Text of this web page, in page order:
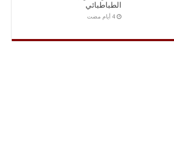
الطباطبائي
‏4 أيام مضت